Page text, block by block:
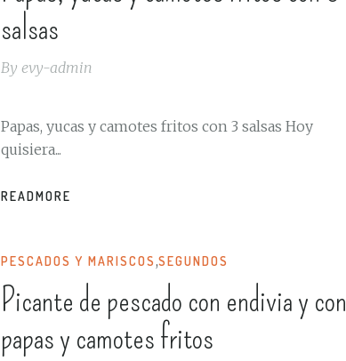
salsas
By evy-admin
Papas, yucas y camotes fritos con 3 salsas Hoy
quisiera...
READMORE
PESCADOS Y MARISCOS,SEGUNDOS
Picante de pescado con endivia y con
papas y camotes fritos